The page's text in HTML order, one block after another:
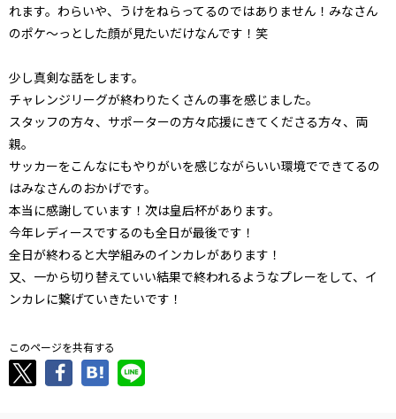
れます。わらいや、うけをねらってるのではありません！みなさん
のポケ～っとした顔が見たいだけなんです！笑
少し真剣な話をします。
チャレンジリーグが終わりたくさんの事を感じました。
スタッフの方々、サポーターの方々応援にきてくださる方々、両
親。
サッカーをこんなにもやりがいを感じながらいい環境でできてるの
はみなさんのおかげです。
本当に感謝しています！次は皇后杯があります。
今年レディースでするのも全日が最後です！
全日が終わると大学組みのインカレがあります！
又、一から切り替えていい結果で終われるようなプレーをして、イ
ンカレに繋げていきたいです！
このページを共有する